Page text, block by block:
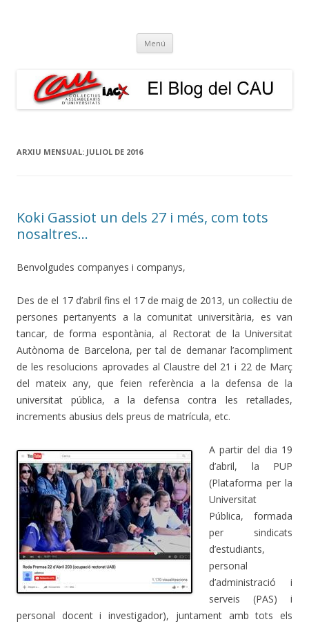
Menú Vés
contingut
ARXIU MENSUAL: JULIOL DE 2016
Koki Gassiot un dels 27 i més, com tots
nosaltres…
Benvolgudes companyes i companys,
Des de el 17 d’abril fins el 17 de maig de 2013, un col·lectiu de
persones pertanyents a la comunitat universitària, es van
tancar, de forma espontània, al Rectorat de la Universitat
Autònoma de Barcelona, per tal de demanar l’acompliment
de les resolucions aprovades al Claustre del 21 i 22 de Març
del mateix any, que feien referència a la defensa de la
universitat pública, a la defensa contra les retallades,
increments abusius dels preus de matrícula, etc.
A partir del dia 19
d’abril, la PUP
(Plataforma per la
Universitat
Pública, formada
per sindicats
d’estudiants,
personal
d’administració i
serveis (PAS) i
personal docent i investigador), juntament amb tots els